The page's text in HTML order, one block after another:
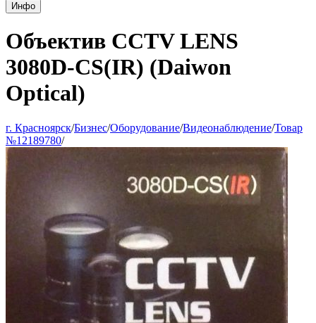
Инфо
Объектив CCTV LENS
3080D-CS(IR) (Daiwon
Optical)
г. Красноярск/Бизнес/Оборудование/Видеонаблюдение/Товар
№12189780/